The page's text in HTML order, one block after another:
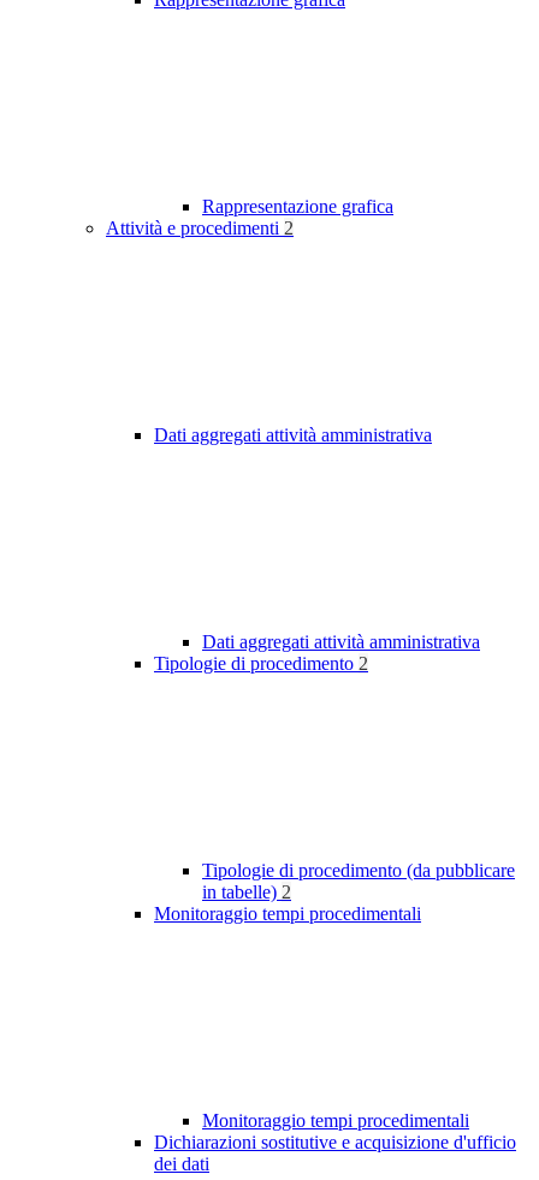
Rappresentazione grafica
Attività e procedimenti 2
Dati aggregati attività amministrativa
Dati aggregati attività amministrativa
Tipologie di procedimento 2
Tipologie di procedimento (da pubblicare
in tabelle) 2
Monitoraggio tempi procedimentali
Monitoraggio tempi procedimentali
Dichiarazioni sostitutive e acquisizione d'ufficio
dei dati